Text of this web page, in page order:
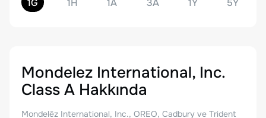
1G 1H 1A 3A 1Y 5Y
Mondelez International, Inc.
Class A Hakkında
Mondelēz International, Inc., OREO, Cadbury ve Trident